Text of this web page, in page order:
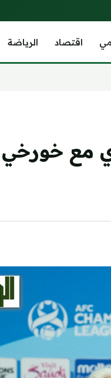
اقتصاد الرياضة
مع خورخي